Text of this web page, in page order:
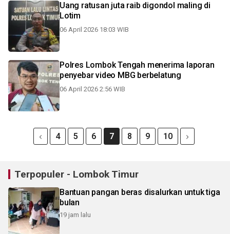
Uang ratusan juta raib digondol maling di
Lotim
06 April 2026 18:03 WIB
Polres Lombok Tengah menerima laporan
penyebar video MBG berbelatung
06 April 2026 2:56 WIB
4 5 6 7 8 9 10
Terpopuler - Lombok Timur
Bantuan pangan beras disalurkan untuk tiga
bulan
19 jam lalu